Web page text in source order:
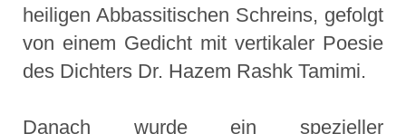
heiligen Abbassitischen Schreins, gefolgt
von einem Gedicht mit vertikaler Poesie
des Dichters Dr. Hazem Rashk Tamimi.
Danach wurde ein spezieller